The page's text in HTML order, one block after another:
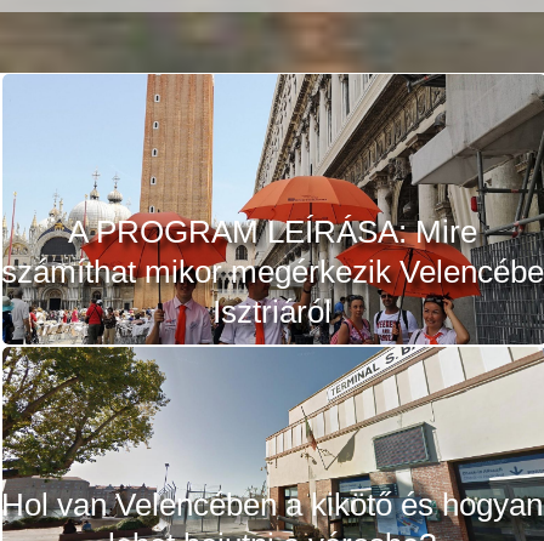
A PROGRAM LEÍRÁSA: Mire
számíthat mikor megérkezik Velencébe
Isztriáról
Hol van Velencében a kikötő és hogyan